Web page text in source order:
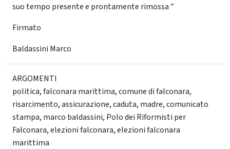
suo tempo presente e prontamente rimossa ”
Firmato
Baldassini Marco
ARGOMENTI
politica,falconara marittima,comune di falconara,
risarcimento,assicurazione,caduta, madre,comunicato
stampa, marco baldassini, Polo dei Riformisti per
Falconara,elezioni falconara,elezioni falconara
marittima